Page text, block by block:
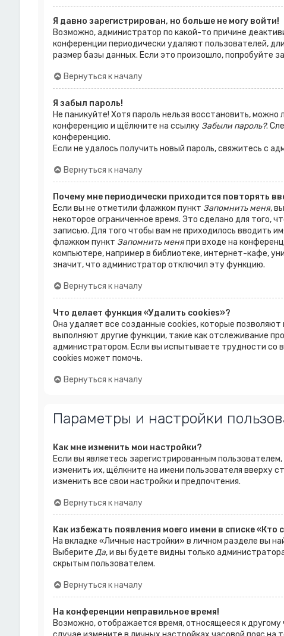
Я давно зарегистрирован, но больше не могу войти!
Возможно, администратор по какой-то причине
конференции периодически удаляют пользователей,
размер базы данных. Если это произошло, попробуйте
Вернуться к началу
Я забыл пароль!
Не паникуйте! Хотя пароль нельзя восстановить,
конференцию и щёлкните на ссылку Забыли пароль?.
конференцию.
Если не удалось получить новый пароль, свяжитесь с
Вернуться к началу
Почему мне периодически приходится повторять
Если вы не отметили флажком пункт Запомнить меня,
некоторое ограниченное время. Это сделано для того,
записью. Для того чтобы вам не приходилось вводить
флажком пункт Запомнить меняпри входе на
компьютере, например в библиотеке, интернет-кафе,
значит, что администратор отключил эту функцию.
Вернуться к началу
Что делает функция «Удалить cookies»?
Она удаляет все созданные cookies, которые
выполняют другие функции, такие как отслеживание
администратором. Если вы испытываете трудности со
cookies может помочь.
Вернуться к началу
Параметры и настройки
Как мне изменить мои настройки?
Если вы являетесь зарегистрированным
изменить их, щёлкните на имени пользователя вверху
изменить все свои настройки и предпочтения.
Вернуться к началу
Как избежать появления моего имени в списке «Кто
На вкладке «Личные настройки» в личном разделе вы
Выберите Да, и вы будете видны только
скрытым пользователем.
Вернуться к началу
На конференции неправильное время!
Возможно, отображается время, относящееся к